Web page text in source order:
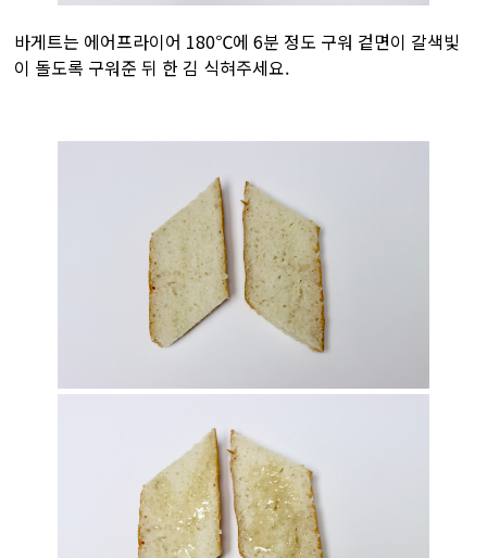
바게트는 에어프라이어 180℃에 6분 정도 구워 겉면이 갈색빛
이 돌도록 구워준 뒤 한 김 식혀주세요.